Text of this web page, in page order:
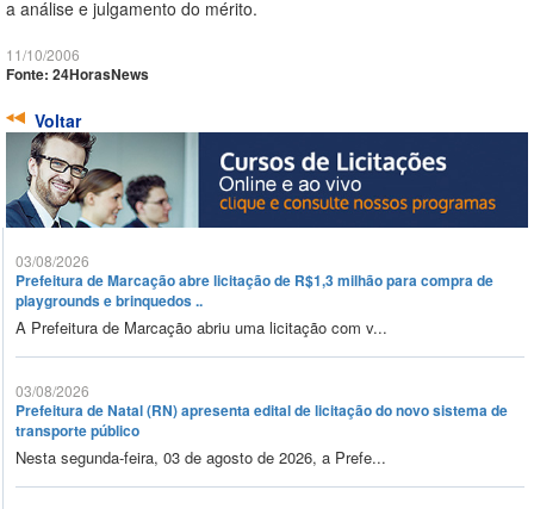
a análise e julgamento do mérito.
11/10/2006
Fonte: 24HorasNews
Voltar
03/08/2026
Prefeitura de Marcação abre licitação de R$1,3 milhão para compra de
playgrounds e brinquedos ..
A Prefeitura de Marcação abriu uma licitação com v...
03/08/2026
Prefeitura de Natal (RN) apresenta edital de licitação do novo sistema de
transporte público
Nesta segunda-feira, 03 de agosto de 2026, a Prefe...